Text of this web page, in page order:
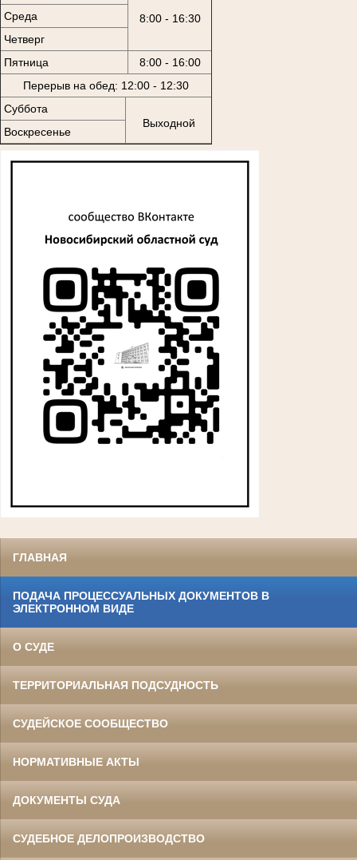
8:00 - 16:30
Среда
Четверг
Пятница
8:00 - 16:00
Перерыв на обед: 12:00 - 12:30
Суббота
Выходной
Воскресенье
ГЛАВНАЯ
ПОДАЧА ПРОЦЕССУАЛЬНЫХ ДОКУМЕНТОВ В
ЭЛЕКТРОННОМ ВИДЕ
О СУДЕ
ТЕРРИТОРИАЛЬНАЯ ПОДСУДНОСТЬ
СУДЕЙСКОЕ СООБЩЕСТВО
НОРМАТИВНЫЕ АКТЫ
ДОКУМЕНТЫ СУДА
СУДЕБНОЕ ДЕЛОПРОИЗВОДСТВО